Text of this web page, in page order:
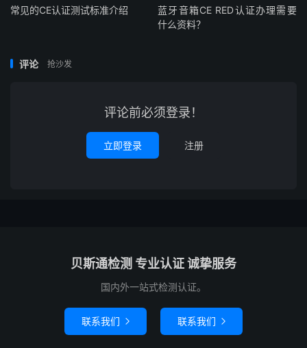
常见的CE认证测试标准介绍
蓝牙音箱CE RED认证办理需要
什么资料？
评论 抢沙发
评论前必须登录！
立即登录 注册
贝斯通检测 专业认证 诚挚服务
国内外一站式检测认证。
联系我们  联系我们 